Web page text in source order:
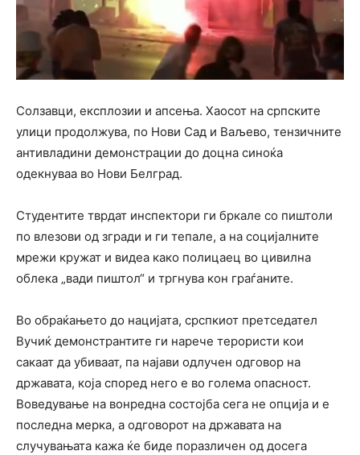
Солзавци, експлозии и апсења. Хаосот на српските
улици продолжува, по Нови Сад и Ваљево, тензичните
антивладини демонстрации до доцна синоќа
одекнуваа во Нови Белград.
Студентите тврдат инспектори ги бркале со пиштоли
по влезови од згради и ги тепале, а на социјалните
мрежи кружат и видеа како полицаец во цивилна
облека „вади пиштол“ и тргнува кон граѓаните.
Во обраќањето до нацијата, срспкиот претседател
Вучиќ демонстрантите ги нарече терористи кои
сакаат да убиваат, па најави одлучен одговор на
државата, која според него е во голема опасност.
Воведување на вонредна состојба сега не опција и е
последна мерка, а одговорот на државата на
случувањата кажа ќе биде поразличен од досега